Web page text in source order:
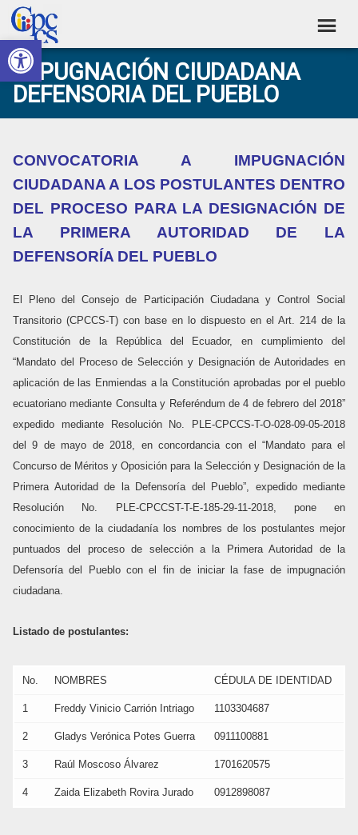
Abrir barra de herramientas
Skip
to
primary
navigation
Skip
to
main
content
Skip
to
primary
sidebar
Skip
to
footer
Consejo
de
Participación
Control
Social
Construyendo
Poder
Ciudadano
IMPUGNACIÓN CIUDADANA
DEFENSORIA DEL PUEBLO
CONVOCATORIA A IMPUGNACIÓN
CIUDADANA A LOS POSTULANTES DENTRO
DEL PROCESO PARA LA DESIGNACIÓN DE
LA PRIMERA AUTORIDAD DE LA
DEFENSORÍA DEL PUEBLO
El Pleno del Consejo de Participación Ciudadana y Control Social
Transitorio (CPCCS-T) con base en lo dispuesto en el Art. 214 de la
Constitución de la República del Ecuador, en cumplimiento del
“Mandato del Proceso de Selección y Designación de Autoridades en
aplicación de las Enmiendas a la Constitución aprobadas por el pueblo
ecuatoriano mediante Consulta y Referéndum de 4 de febrero del 2018”
expedido mediante Resolución No. PLE-CPCCS-T-O-028-09-05-2018
del 9 de mayo de 2018, en concordancia con el “Mandato para el
Concurso de Méritos y Oposición para la Selección y Designación de la
Primera Autoridad de la Defensoría del Pueblo”, expedido mediante
Resolución No. PLE-CPCCST-T-E-185-29-11-2018, pone en
conocimiento de la ciudadanía los nombres de los postulantes mejor
puntuados del proceso de selección a la Primera Autoridad de la
Defensoría del Pueblo con el fin de iniciar la fase de impugnación
ciudadana.
Listado de postulantes:
No. NOMBRES CÉDULA DE IDENTIDAD
1 Freddy Vinicio Carrión Intriago 1103304687
2 Gladys Verónica Potes Guerra 0911100881
3 Raúl Moscoso Álvarez 1701620575
4 Zaida Elizabeth Rovira Jurado 0912898087